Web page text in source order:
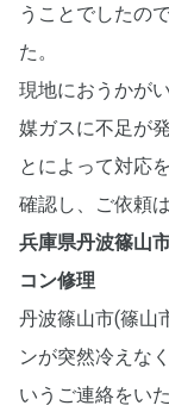
うことでしたの
た。
現地におうかが
媒ガスに不足が
とによって対応
確認し、ご依頼
兵庫県丹波篠山
コン修理
丹波篠山市(篠山
ンが突然冷えな
いうご連絡をい